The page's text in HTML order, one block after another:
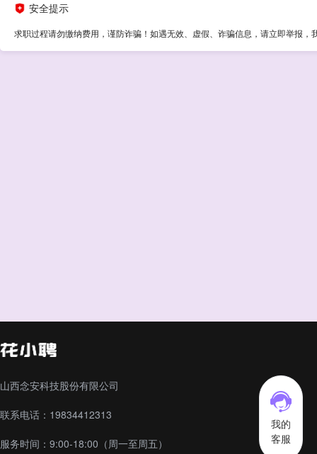
我的
客服
安全提示
求职过程请勿缴纳费用，谨防诈骗！如遇无效、虚假、诈骗信息，请立即举报，
山西念安科技股份有限公司
联系电话：19834412313
服务时间：9:00-18:00（周一至周五）